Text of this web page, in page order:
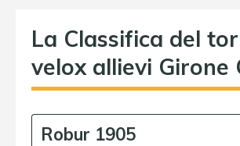
La Classifica del
velox allievi Girone
Robur 1905